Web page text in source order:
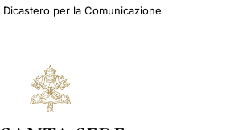
per la Comunicazione